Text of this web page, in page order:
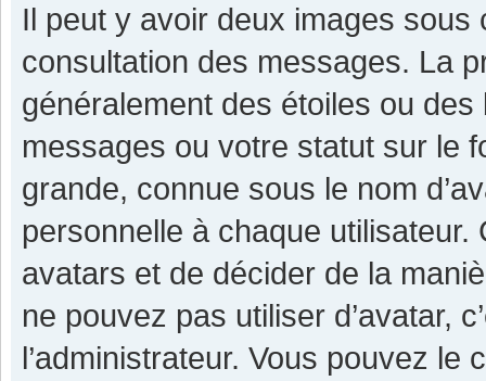
Il peut y avoir deux images sous
consultation des messages. La
généralement des étoiles ou
messages ou votre statut sur le
grande, connue sous le nom
personnelle à chaque utilisateur.
avatars et de décider de la
ne pouvez pas utiliser d’avatar,
l’administrateur. Vous pouvez